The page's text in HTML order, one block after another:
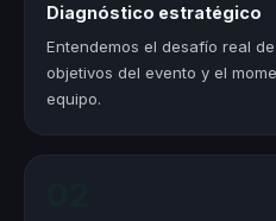
Diagnóstico estratégico
Entendemos el desafío real
objetivos del evento y el
equipo.